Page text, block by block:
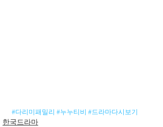
#다리미패밀리 #누누티비 #드라마다시보기
한국드라마